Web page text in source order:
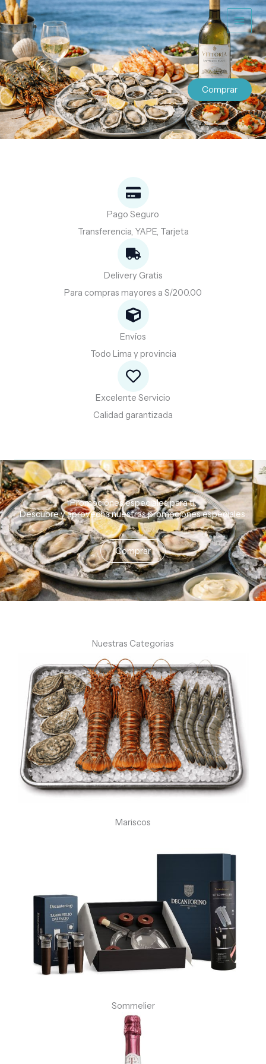
al
contenido
Comprar
Pago Seguro
Transferencia, YAPE, Tarjeta
Delivery Gratis
Para compras mayores a S/200.00
Envíos
Todo Lima y provincia
Excelente Servicio
Calidad garantizada
Promociones especiales para ti.
Descubreyaprovechanuestraspromocionesespeciales.
Comprar
Nuestras Categorias
Mariscos
Sommelier